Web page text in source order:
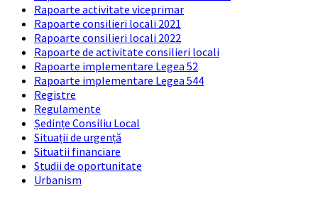
Rapoarte activitate viceprimar
Rapoarte consilieri locali 2021
Rapoarte consilieri locali 2022
Rapoarte de activitate consilieri locali
Rapoarte implementare Legea 52
Rapoarte implementare Legea 544
Registre
Regulamente
Ședințe Consiliu Local
Situații de urgență
Situatii financiare
Studii de oportunitate
Urbanism